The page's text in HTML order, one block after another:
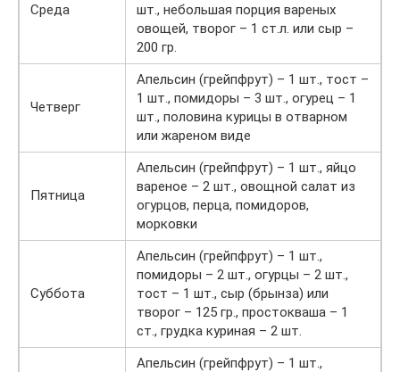
Среда
шт., небольшая порция вареных
овощей, творог – 1 ст.л. или сыр –
200 гр.
Четверг
Апельсин (грейпфрут) – 1 шт., тост –
1 шт., помидоры – 3 шт., огурец – 1
шт., половина курицы в отварном
или жареном виде
Пятница
Апельсин (грейпфрут) – 1 шт., яйцо
вареное – 2 шт., овощной салат из
огурцов, перца, помидоров,
морковки
Суббота
Апельсин (грейпфрут) – 1 шт.,
помидоры – 2 шт., огурцы – 2 шт.,
тост – 1 шт., сыр (брынза) или
творог – 125 гр., простокваша – 1
ст., грудка куриная – 2 шт.
Апельсин (грейпфрут) – 1 шт.,